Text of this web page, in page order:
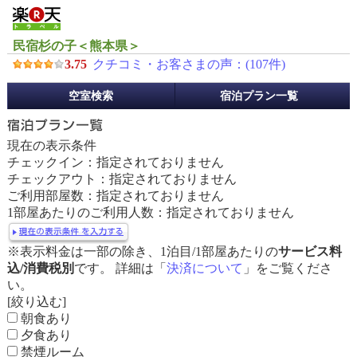
民宿杉の子＜熊本県＞
3.75 クチコミ・お客さまの声：(107件)
約
メ
ニ
ュ
ー
空室検索 宿泊プラン一覧
現在の表示条件
チェックイン：指定されておりません
チェックアウト：指定されておりません
ご利用部屋数：指定されておりません
1部屋あたりのご利用人数：指定されておりません
※表示料金は一部の除き、1泊目/1部屋あたりのサービス料
込/消費税別 です。 詳細は「 決済について 」をご覧くださ
い。
[絞り込む]
朝食あり
夕食あり
禁煙ルーム